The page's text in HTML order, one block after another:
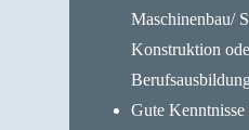
Maschinenbau/
Konstruktion
Berufsausbildung
Gute